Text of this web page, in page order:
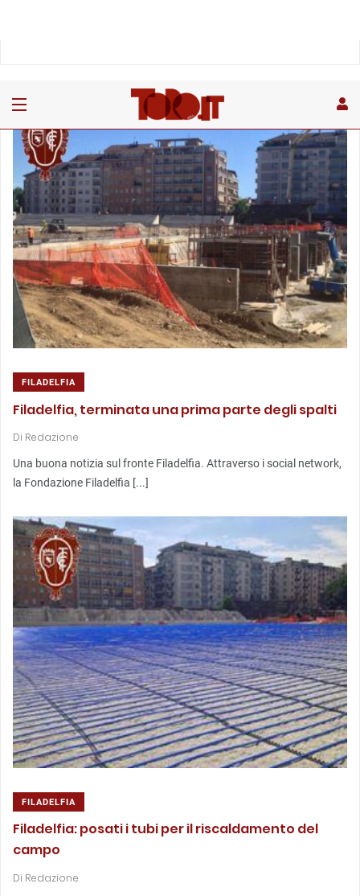
FILADELFIA
Filadelfia, terminata una prima parte degli spalti
Di Redazione
Una buona notizia sul fronte Filadelfia. Attraverso i social network,
la Fondazione Filadelfia [...]
FILADELFIA
Filadelfia: posati i tubi per il riscaldamento del
campo
Di Redazione